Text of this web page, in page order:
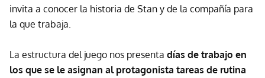
invita a conocer la historia de Stan y de la compañía para
la que trabaja.
La estructura del juego nos presenta días de trabajo en
los que se le asignan al protagonista tareas de rutina